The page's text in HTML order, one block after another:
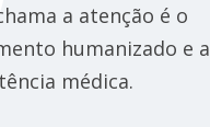
a atenção é o
humanizado e a
médica.